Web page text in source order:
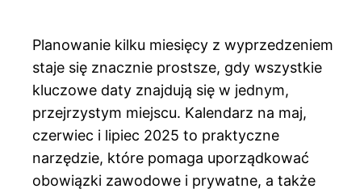
Planowanie kilku miesięcy z wyprzedzeniem
staje się znacznie prostsze, gdy wszystkie
kluczowe daty znajdują się w jednym,
przejrzystym miejscu. Kalendarz na maj,
czerwiec i lipiec 2025 to praktyczne
narzędzie, które pomaga uporządkować
obowiązki zawodowe i prywatne, a także